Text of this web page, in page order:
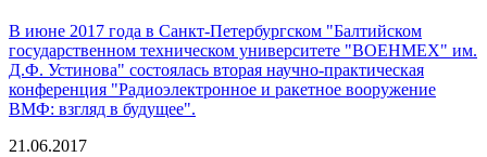
В июне 2017 года в Санкт-Петербургском "Балтийском
государственном техническом университете "ВОЕНМЕХ" им.
Д.Ф. Устинова" состоялась вторая научно-практическая
конференция "Радиоэлектронное и ракетное вооружение
ВМФ: взгляд в будущее".
21.06.2017